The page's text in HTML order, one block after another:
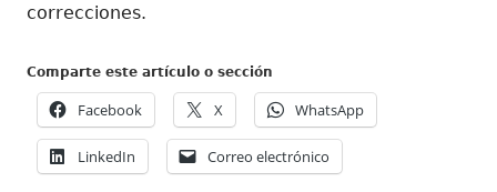
correcciones.
Comparte este artículo o sección
Facebook
en
X
en
una
WhatsApp
en
LinkedIn
en
Correo electrónico
en